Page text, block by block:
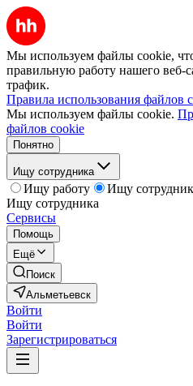
Мы используем файлы cookie,
правильную работу нашего веб-
трафик.
Правила использования файлов
Мы используем файлы cookie.
файлов cookie
Понятно
Ищу сотрудника
Ищу работу
Ищу
Ищу сотрудника
Сервисы
Помощь
Ещё
Поиск
Альметьевск
Войти
Войти
Зарегистрироваться